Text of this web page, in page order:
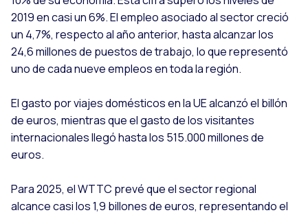
2019 en casi un 6%. El empleo asociado al sector creció
un 4,7%, respecto al año anterior, hasta alcanzar los
24,6 millones de puestos de trabajo, lo que representó
uno de cada nueve empleos en toda la región.
El gasto por viajes domésticos en la UE alcanzó el billón
de euros, mientras que el gasto de los visitantes
internacionales llegó hasta los 515.000 millones de
euros.
Para 2025, el WTTC prevé que el sector regional
alcance casi los 1,9 billones de euros, representando el